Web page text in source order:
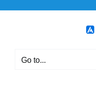
Go to...